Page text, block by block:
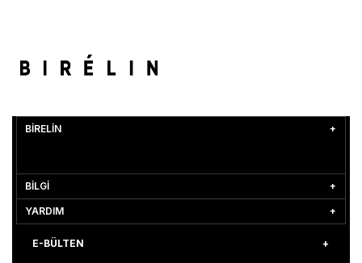
BİRELİN
BİLGİ
YARDIM
E-BÜLTEN